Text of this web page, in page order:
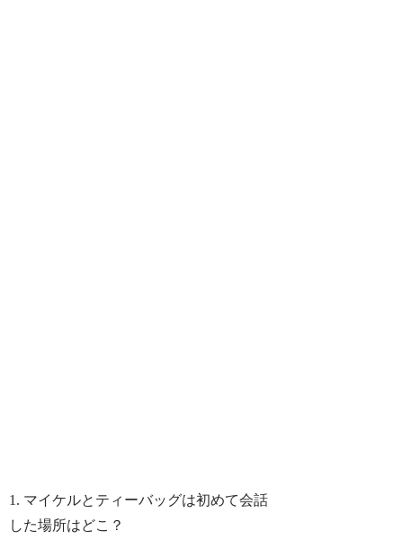
1. マイケルとティーバッグは初めて会話
した場所はどこ？